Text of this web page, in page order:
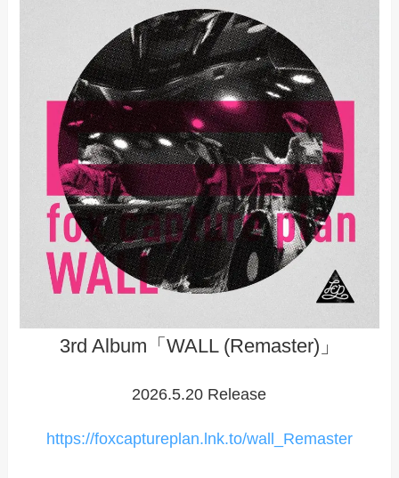
3rd Album「WALL (Remaster)」
2026.5.20 Release
https://foxcaptureplan.lnk.to/wall_Remaster